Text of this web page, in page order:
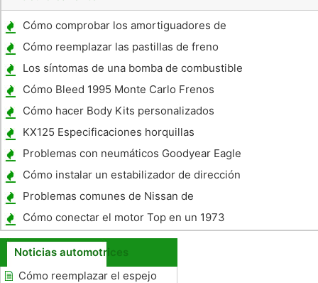
Cómo comprobar los amortiguadores de
choque o MacPherson en un Oldsmobile
Alero
Cómo reemplazar las pastillas de freno
traseras en una Harley
Los síntomas de una bomba de combustible
de mala calidad en un 1988 Volvo
Cómo Bleed 1995 Monte Carlo Frenos
Cómo hacer Body Kits personalizados
KX125 Especificaciones horquillas
Problemas con neumáticos Goodyear Eagle
LS
Cómo instalar un estabilizador de dirección
Rancho
Problemas comunes de Nissan de
encendido
Cómo conectar el motor Top en un 1973
Buick Convertible
Noticias automotrices
Cómo reemplazar el espejo